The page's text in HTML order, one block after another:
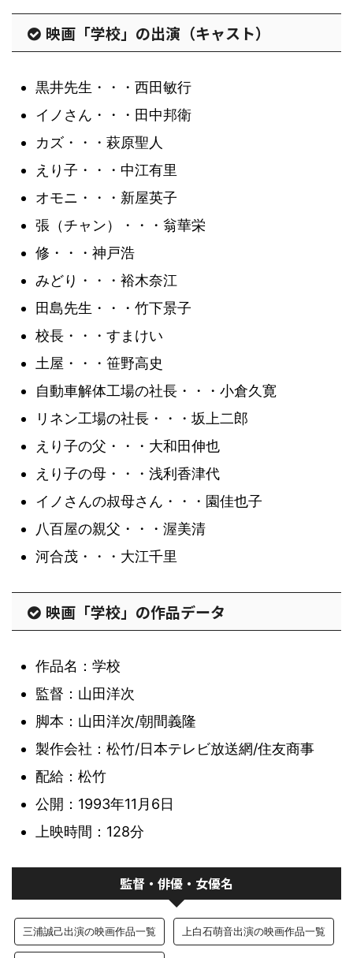
映画「学校」の出演（キャスト）
黒井先生・・・西田敏行
イノさん・・・田中邦衛
カズ・・・萩原聖人
えり子・・・中江有里
オモニ・・・新屋英子
張（チャン）・・・翁華栄
修・・・神戸浩
みどり・・・裕木奈江
田島先生・・・竹下景子
校長・・・すまけい
土屋・・・笹野高史
自動車解体工場の社長・・・小倉久寛
リネン工場の社長・・・坂上二郎
えり子の父・・・大和田伸也
えり子の母・・・浅利香津代
イノさんの叔母さん・・・園佳也子
八百屋の親父・・・渥美清
河合茂・・・大江千里
映画「学校」の作品データ
作品名：学校
監督：山田洋次
脚本：山田洋次/朝間義隆
製作会社：松竹/日本テレビ放送網/住友商事
配給：松竹
公開：1993年11月6日
上映時間：128分
監督・俳優・女優名
三浦誠己出演の映画作品一覧 上白石萌音出演の映画作品一覧